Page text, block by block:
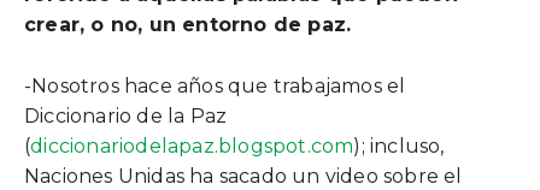
crear, o no, un entorno de paz.
-Nosotros hace años que trabajamos el
Diccionario de la Paz
(diccionariodelapaz.blogspot.com); incluso,
Naciones Unidas ha sacado un video sobre el